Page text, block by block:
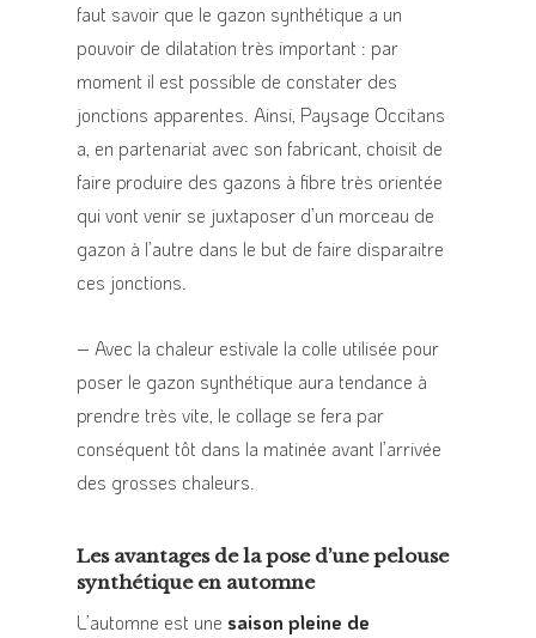
faut savoir que le gazon synthétique a un
pouvoir de dilatation très important : par
moment il est possible de constater des
jonctions apparentes. Ainsi, Paysage Occitans
a, en partenariat avec son fabricant, choisit de
faire produire des gazons à fibre très orientée
qui vont venir se juxtaposer d’un morceau de
gazon à l’autre dans le but de faire disparaitre
ces jonctions.
– Avec la chaleur estivale la colle utilisée pour
poser le gazon synthétique aura tendance à
prendre très vite, le collage se fera par
conséquent tôt dans la matinée avant l’arrivée
des grosses chaleurs.
Les avantages de la pose d’une pelouse
synthétique en automne
L’automne est une saison pleine de